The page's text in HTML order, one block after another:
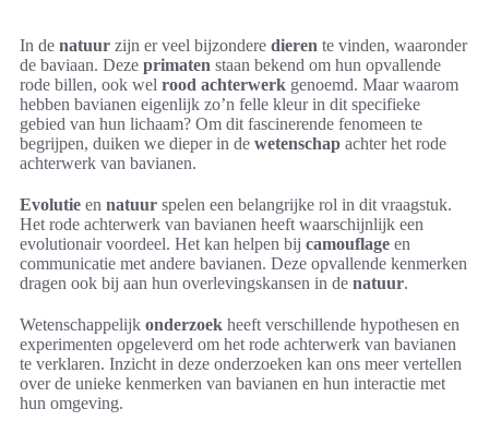
In de natuur zijn er veel bijzondere dieren te vinden, waaronder
de baviaan. Deze primaten staan bekend om hun opvallende
rode billen, ook wel rood achterwerk genoemd. Maar waarom
hebben bavianen eigenlijk zo’n felle kleur in dit specifieke
gebied van hun lichaam? Om dit fascinerende fenomeen te
begrijpen, duiken we dieper in de wetenschap achter het rode
achterwerk van bavianen.
Evolutie en natuur spelen een belangrijke rol in dit vraagstuk.
Het rode achterwerk van bavianen heeft waarschijnlijk een
evolutionair voordeel. Het kan helpen bij camouflage en
communicatie met andere bavianen. Deze opvallende kenmerken
dragen ook bij aan hun overlevingskansen in de natuur.
Wetenschappelijk onderzoek heeft verschillende hypothesen en
experimenten opgeleverd om het rode achterwerk van bavianen
te verklaren. Inzicht in deze onderzoeken kan ons meer vertellen
over de unieke kenmerken van bavianen en hun interactie met
hun omgeving.